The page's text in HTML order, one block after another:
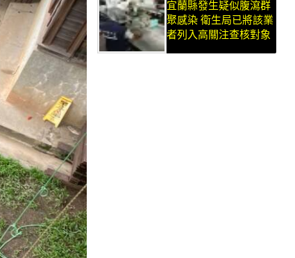
宜蘭縣發生疑似腹瀉群
聚感染 衛生局已將該業
者列入高關注查核對象